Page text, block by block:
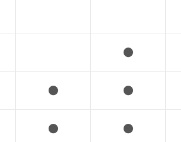
●
● ●
● ●